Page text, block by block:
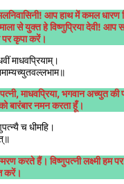
आप हाथ में कमल धारण
से युक्त हे विष्णुप्रिया देवी!
कृपा करें।
माधवप्रियाम्‌।
माधवप्रिया, भगवान अच्युत की
बारंबार नमन करता हूँ।
च धीमहि।
करते हैं। विष्णुपत्नी लक्ष्मी हम
करें।